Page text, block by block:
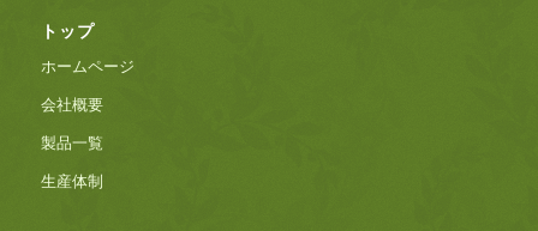
トップ
ホームページ
会社概要
製品一覧
生産体制